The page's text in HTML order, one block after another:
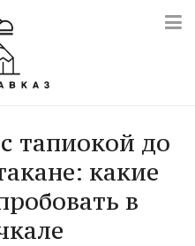
тапиокой до
какие
в